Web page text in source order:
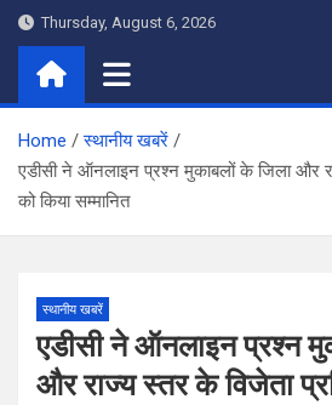
Skip
content
Thursday, August 6, 2026
Home
स्थानीय खबरें
एडीसी ने ऑनलाइन प्रश्न मुकाबलों के जिला और
को किया सम्मानित
स्थानीय खबरें
एडीसी ने ऑनलाइन प्रश्न
और राज्य स्तर के विजेता